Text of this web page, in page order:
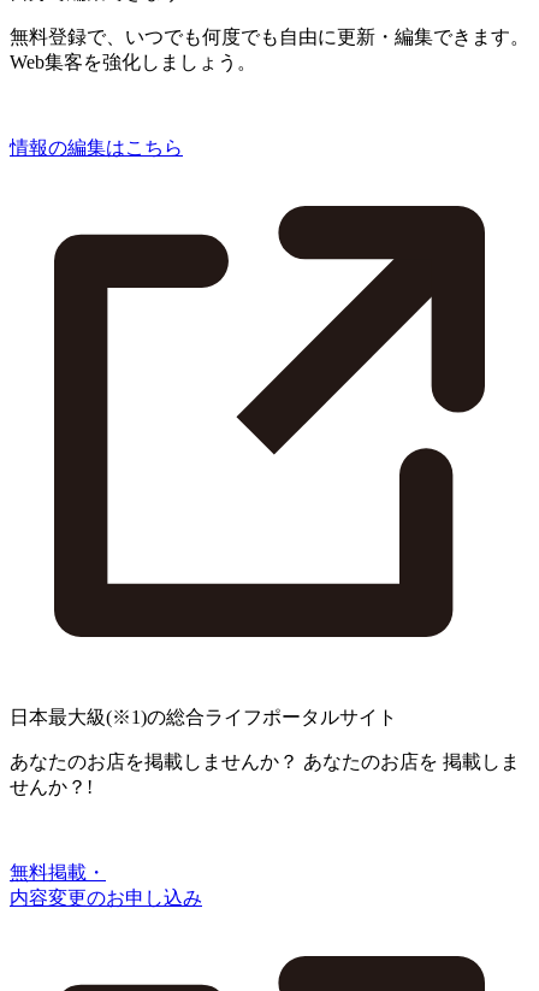
無料登録で、いつでも何度でも自由に更新・編集できます。
Web集客を強化しましょう。
情報の編集はこちら
日本最大級(※1)の総合ライフポータルサイト
あなたのお店を掲載しませんか？ あなたのお店を 掲載しま
せんか？!
無料掲載・
内容変更のお申し込み